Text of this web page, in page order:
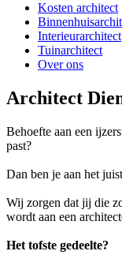
Kosten architect
Interieurarchitect
Tuinarchitect
Over ons
Architect
Behoefte aan een
past?
Dan ben je aan het
Wij zorgen dat jij die
wordt aan een
Het tofste gedeelte?